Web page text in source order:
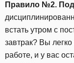
Правило №2.
встать утром с
завтрак? Вы
работе, и у вас